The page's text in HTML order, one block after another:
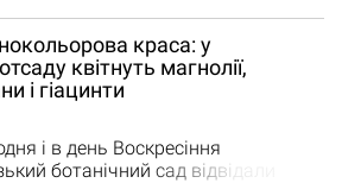
Запорізької міської ради,
близько тисячі кв. м
планують висадити понад
квітів, більшу частину з яких
краса: у
квітнуть магнолії,
і гіацинти
і в день Воскресіння
ботанічний сад відвідали